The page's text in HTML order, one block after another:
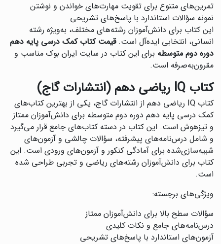
تمرین‌های متنوع برای تقویت مهارت‌های خواندن و نوشتن
نمونه سؤالات استاندارد با پاسخ‌های تشریحی
این کتاب برای دانش‌آموزان رشته‌های مختلف، به‌ویژه رشته
انسانی، انتخابی ایده‌آل است.قیمت کتاب کمک درسی پایه دهم
دوره دوم متوسطه برای این کتاب در سایت ایران بوک مناسب و
مقرون‌به‌صرفه است.
کتاب IQ ریاضی دهم (انتشارات گاج)
کتاب IQ ریاضی دهم از انتشارات گاج، یکی از بهترین کتاب‌های
کمک درسی پایه دهم دوره دوم متوسطه برای دانش‌آموزان ممتاز
و تیزهوش است. این کتاب در دسته کتاب‌های جامع قرار می‌گیرد
و شامل درس‌نامه‌های پیشرفته، سؤالات چالشی و آزمون‌های
شبیه‌سازی‌شده برای آمادگی کنکور و آزمون‌های ورودی است. این
کتاب برای دانش‌آموزان رشته‌های ریاضی و تجربی طراحی شده
است.
ویژگی‌های برجسته:
سؤالات سطح بالا برای دانش‌آموزان ممتاز
درس‌نامه‌های جامع و نکات کلیدی
آزمون‌های استاندارد با پاسخ‌های تشریحی